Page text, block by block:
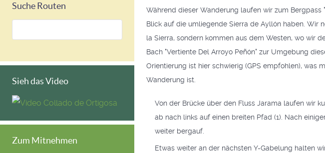
Suche Routen
Sieh das Video
Zum Mitnehmen
Während dieser Wanderung laufen wir zum
Blick auf die umliegende Sierra de Ayllón haben. Wir
la Sierra, sondern kommen aus dem Westen, wo wir
Bach "Vertiente Del Arroyo Peñón" zur Umgebung
Orientierung ist hier schwierig (GPS empfohlen), was
Wanderung ist.
Von der Brücke über den Fluss Jarama laufen wir
ab nach links auf einen breiten Pfad (1). Nach
weiter bergauf.
Etwas weiter an der nächsten Y-Gabelung halten